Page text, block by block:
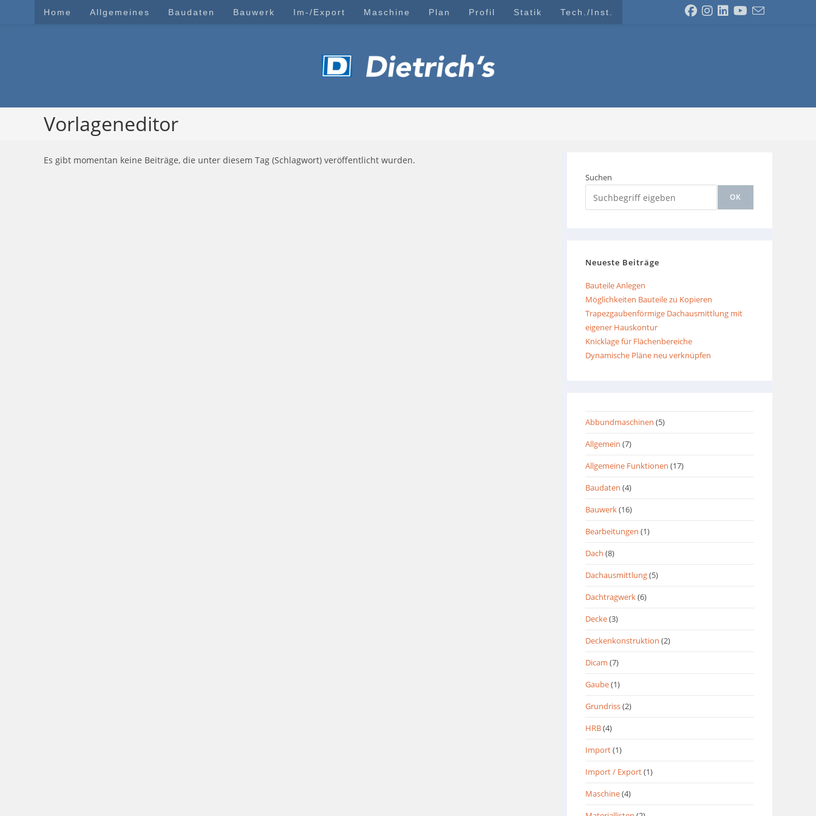
Home Allgemeines Baudaten Bauwerk Im-/Export Maschine Plan Profil Statik Tech./Inst.
Vorlageneditor
Es gibt momentan keine Beiträge, die unter diesem Tag (Schlagwort) veröffentlicht wurden.
Suchen
OK
Neueste Beiträge
Bauteile Anlegen
Möglichkeiten Bauteile zu Kopieren
Trapezgaubenförmige Dachausmittlung mit
eigener Hauskontur
Knicklage für Flächenbereiche
Dynamische Pläne neu verknüpfen
Abbundmaschinen (5)
Allgemein (7)
Allgemeine Funktionen (17)
Baudaten (4)
Bauwerk(16)
Bearbeitungen (1)
Dach (8)
Dachausmittlung(5)
Dachtragwerk(6)
Decke(3)
Deckenkonstruktion (2)
Dicam (7)
Gaube(1)
Grundriss(2)
HRB(4)
Import(1)
Import / Export(1)
Maschine(4)